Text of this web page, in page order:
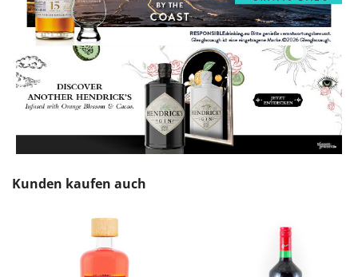
Produktgalerie überspringen
Kunden kaufen auch